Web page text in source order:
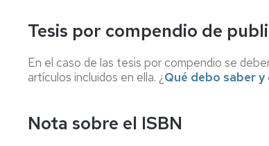
antiguo
Archivos
personales
biblioteca
y
Tesis por compendio de
En el caso de las tesis por compendio se
artículos incluidos en ella. ¿Qué debo saber
Nota sobre el ISBN